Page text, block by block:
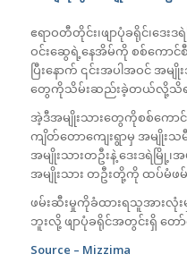
ဧရာဝတီတိုင်း၊ဖျာပုံခရိုင်၊ဒေး
ဝင်းဆွေရဲ့နေအိမ်ကို စစ်ကောင်
ပြီးနောက် ၎င်းအပါအဝင် အမ
တွေကိုသိမ်းဆည်းခဲ့တယ်လို့သိရ
အဲ့ဒီအမျိုးသားတွေကိုစစ်ကော
ကျိတ်တောကျေးရွာမှ အမျိုးသမီ
အမျိုးသားတဦးနဲ့ ဒေးဒရဲမြို့
အမျိုးသား တဦးတို့ကို ထပ်မံဖ
ဖမ်းဆီးမှုကိုခံထားရသူအားလုံ
ဘူးလို့ ဖျာပုံခရိုင်အတွင်းရှိ တေ
Source – Mizzima